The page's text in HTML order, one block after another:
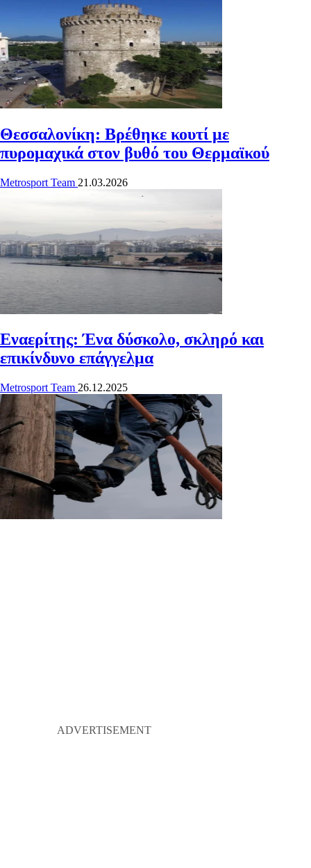
Θεσσαλονίκη: Βρέθηκε κουτί με
πυρομαχικά στον βυθό του Θερμαϊκού
Metrosport Team 21.03.2026
Εναερίτης: Ένα δύσκολο, σκληρό και
επικίνδυνο επάγγελμα
Metrosport Team 26.12.2025